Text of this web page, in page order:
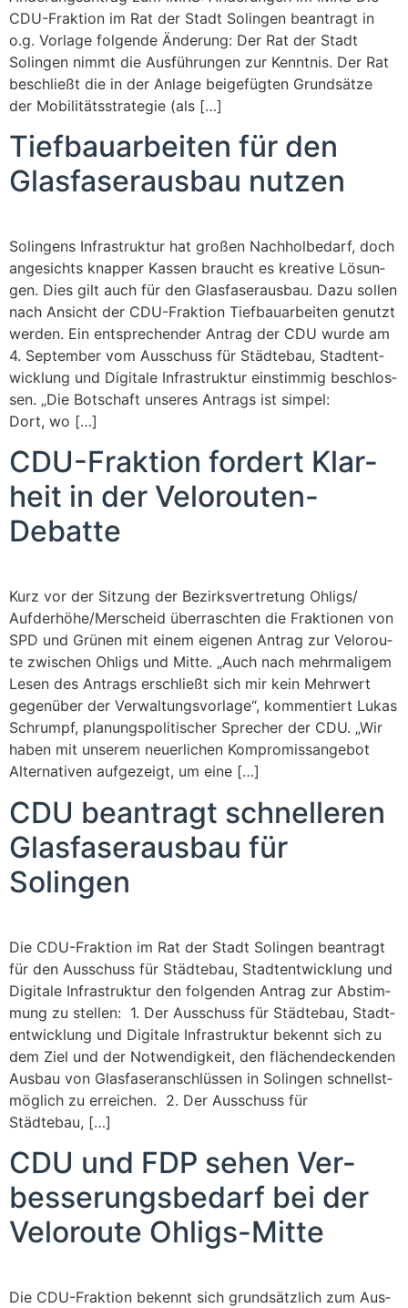
CDU-Frak­­ti­on im Rat der Stadt Solin­gen bean­tragt in
o.g. Vor­la­ge fol­gen­de Ände­rung: Der Rat der Stadt
Solin­gen nimmt die Ausführungen zur Kennt­nis. Der Rat
beschließt die in der Anla­ge beigefügten Grund­sät­ze
der Mobi­li­täts­stra­te­gie (als […]
Tief­bau­ar­bei­ten für den
Glas­fa­ser­aus­bau nutzen
Solin­gens Infra­struk­tur hat gro­ßen Nach­hol­be­darf, doch
ange­sichts knap­per Kas­sen braucht es krea­ti­ve Lösun­
gen. Dies gilt auch für den Glas­fa­ser­aus­bau. Dazu sol­len
nach Ansicht der CDU-Frak­­ti­on Tief­bau­ar­bei­ten genutzt
wer­den. Ein ent­spre­chen­der Antrag der CDU wur­de am
4. Sep­tem­ber vom Aus­schuss für Städ­te­bau, Stadt­ent­
wick­lung und Digi­ta­le Infra­struk­tur ein­stim­mig beschlos­
sen. „Die Bot­schaft unse­res Antrags ist sim­pel:
Dort, wo […]
CDU-Frak­ti­on for­dert Klar­
heit in der Velorouten-
Debatte
Kurz vor der Sit­zung der Bezirks­vertretung Ohligs/​​
Aufderhöhe/​​Merscheid über­rasch­ten die Frak­tio­nen von
SPD und Grü­nen mit einem eige­nen Antrag zur Velo­rou­
te zwi­schen Ohligs und Mit­te. „Auch nach mehr­ma­li­gem
Lesen des Antrags erschließt sich mir kein Mehr­wert
gegen­über der Ver­wal­tungs­vor­la­ge“, kom­men­tiert Lukas
Schrumpf, pla­nungs­po­li­ti­scher Spre­cher der CDU. „Wir
haben mit unse­rem neu­er­li­chen Kom­pro­miss­an­ge­bot
Alter­na­ti­ven auf­ge­zeigt, um eine […]
CDU bean­tragt schnel­le­ren
Glas­fa­ser­aus­bau für
Solingen
Die CDU-Frak­­ti­on im Rat der Stadt Solin­gen bean­tragt
für den Aus­schuss für Städ­te­bau, Stadt­ent­wick­lung und
Digi­ta­le Infra­struk­tur den fol­gen­den Antrag zur Abstim­
mung zu stel­len: 1. Der Aus­schuss für Städ­te­bau, Stadt­
ent­wick­lung und Digi­ta­le Infra­struk­tur bekennt sich zu
dem Ziel und der Not­wen­dig­keit, den flä­chen­de­cken­den
Aus­bau von Glas­fa­ser­an­schlüs­sen in Solin­gen schnellst­
mög­lich zu errei­chen. 2. Der Aus­schuss für
Städtebau, […]
CDU und FDP sehen Ver­
bes­se­rungs­be­darf bei der
Velo­rou­te Ohligs-Mitte
Die CDU-Frak­­ti­on bekennt sich grund­sätz­lich zum Aus­